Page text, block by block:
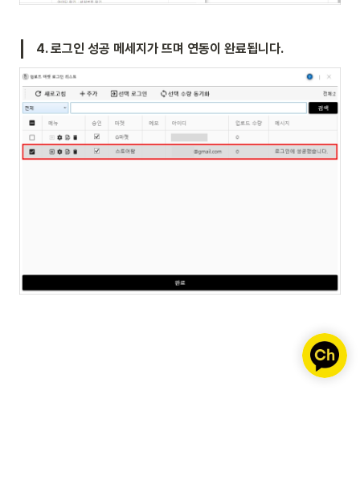
4. 로그인 성공 메세지가 뜨며 연동이 완료됩니다.